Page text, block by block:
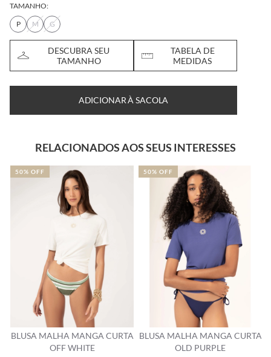
TAMANHO:
P
M G
DESCUBRA SEU
TAMANHO
TABELA DE
MEDIDAS
ADICIONAR À SACOLA
RELACIONADOS AOS SEUS INTERESSES
BLUSA MALHA MANGA CURTA
OFF WHITE
50% OFF
BLUSA MALHA MANGA CURTA
OLD PURPLE
50% OFF